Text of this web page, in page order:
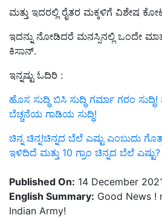
ಮತ್ತು ಇದರಲ್ಲಿ ರೈತರ ಮಕ್ಕಳಿಗೆ ವಿಶೇಷ
ಇದನ್ನು ನೋಡಿದರೆ ಮನಸ್ಸಿನಲ್ಲಿ ಒಂದೇ
ಕಿಸಾನ್.
ಇನ್ನಷ್ಟು ಓದಿರಿ :
ಹೊಸ ಸುದ್ಧಿ ಬಿಸಿ ಸುದ್ಧಿ ಗರ್ಮಾ ಗರಂ
ಬೆಚ್ಚನೆಯ ಗಾಡಿಯ ಸುದ್ಧಿ!
ಚಿನ್ನ ಚಿನ್ನ!ಚಿನ್ನದ ಬೆಲೆ ಎಷ್ಟು ಎಂಬುದು
ಇಳಿದಿದೆ ಮತ್ತು 10 ಗ್ರಾಂ ಚಿನ್ನದ ಬೆಲೆ ಎಷ್ಟು?
Published On: 14 December
English Summary: Good News !
Indian Army!